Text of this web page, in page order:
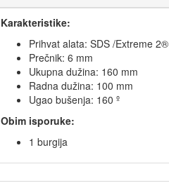
Karakteristike:
Prihvat alata: SDS /Extreme 2®
Prečnik: 6 mm
Ukupna dužina: 160 mm
Radna dužina: 100 mm
Ugao bušenja: 160 º
Obim isporuke:
1 burgija